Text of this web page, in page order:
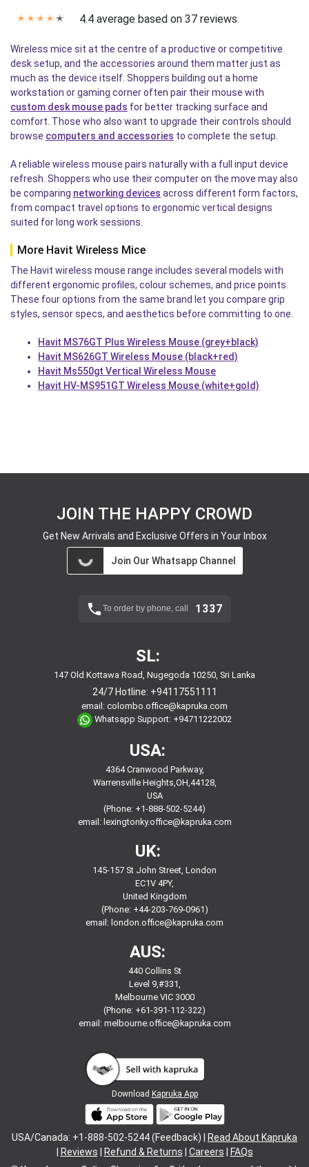
✭ ✭ ✭ ✭ ✭ 4.4 average based on 37 reviews.
Wireless mice sit at the centre of a productive or competitive
desk setup, and the accessories around them matter just as
much as the device itself. Shoppers building out a home
workstation or gaming corner often pair their mouse with
custom desk mouse pads for better tracking surface and
comfort. Those who also want to upgrade their controls should
browse computers and accessories to complete the setup.
A reliable wireless mouse pairs naturally with a full input device
refresh. Shoppers who use their computer on the move may also
be comparing networking devices across different form factors,
from compact travel options to ergonomic vertical designs
suited for long work sessions.
More Havit Wireless Mice
The Havit wireless mouse range includes several models with
different ergonomic profiles, colour schemes, and price points.
These four options from the same brand let you compare grip
styles, sensor specs, and aesthetics before committing to one.
Havit MS76GT Plus Wireless Mouse (grey+black)
Havit MS626GT Wireless Mouse (black+red)
Havit Ms550gt Vertical Wireless Mouse
Havit HV-MS951GT Wireless Mouse (white+gold)
JOIN THE HAPPY CROWD
Get New Arrivals and Exclusive Offers in Your Inbox
Join Our Whatsapp Channel
To order by phone, call 1337
SL:
147 Old Kottawa Road, Nugegoda 10250, Sri Lanka
24/7 Hotline: +94117551111
email: colombo.office@kapruka.com
Whatsapp Support: +94711222002
USA:
4364 Cranwood Parkway,
Warrensville Heights,OH,44128,
USA
(Phone: +1-888-502-5244)
email: lexingtonky.office@kapruka.com
UK:
145-157 St John Street, London
EC1V 4PY,
United Kingdom
(Phone: +44-203-769-0961)
email: london.office@kapruka.com
AUS:
440 Collins St
Level 9,#331,
Melbourne VIC 3000
(Phone: +61-391-112-322)
email: melbourne.office@kapruka.com
Download Kapruka App
USA/Canada: +1-888-502-5244 (Feedback) |
Read About Kapruka
Reviews Refund & Returns Careers
FAQs